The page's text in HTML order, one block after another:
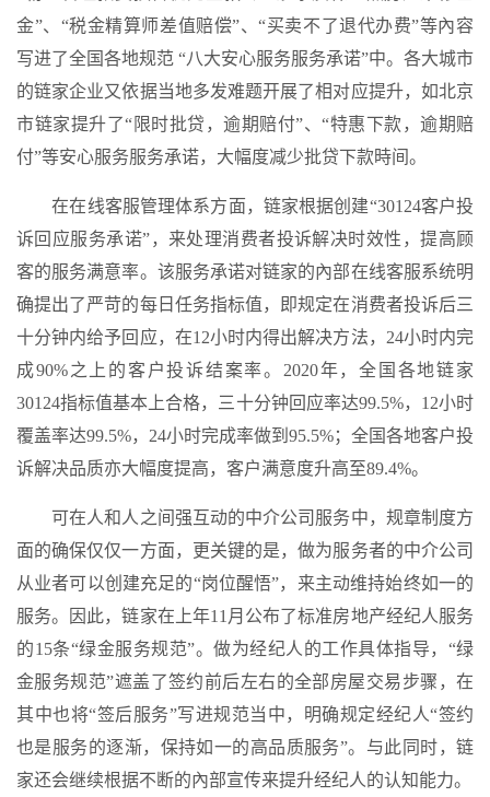
金”、“税金精算师差值赔偿”、“买卖不了退代办费”等內容
写进了全国各地规范 “八大安心服务服务承诺”中。各大城市
的链家企业又依据当地多发难题开展了相对应提升，如北京
市链家提升了“限时批贷，逾期赔付”、“特惠下款，逾期赔
付”等安心服务服务承诺，大幅度减少批贷下款時间。
在在线客服管理体系方面，链家根据创建“30124客户投
诉回应服务承诺”，来处理消费者投诉解决时效性，提高顾
客的服务满意率。该服务承诺对链家的內部在线客服系统明
确提出了严苛的每日任务指标值，即规定在消费者投诉后三
十分钟内给予回应，在12小时内得出解决方法，24小时内完
成90%之上的客户投诉结案率。2020年，全国各地链家
30124指标值基本上合格，三十分钟回应率达99.5%，12小时
覆盖率达99.5%，24小时完成率做到95.5%；全国各地客户投
诉解决品质亦大幅度提高，客户满意度升高至89.4%。
可在人和人之间强互动的中介公司服务中，规章制度方
面的确保仅仅一方面，更关键的是，做为服务者的中介公司
从业者可以创建充足的“岗位醒悟”，来主动维持始终如一的
服务。因此，链家在上年11月公布了标准房地产经纪人服务
的15条“绿金服务规范”。做为经纪人的工作具体指导，“绿
金服务规范”遮盖了签约前后左右的全部房屋交易步骤，在
其中也将“签后服务”写进规范当中，明确规定经纪人“签约
也是服务的逐渐，保持如一的高品质服务”。与此同时，链
家还会继续根据不断的內部宣传来提升经纪人的认知能力。